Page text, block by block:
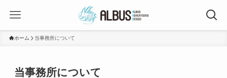
ホーム 当事務所について
当事務所について